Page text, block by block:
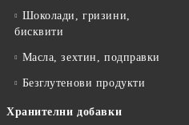
Шоколади, гризини,
бисквити
Масла, зехтин, подправки
Безглутенови продукти
Хранителни добавки